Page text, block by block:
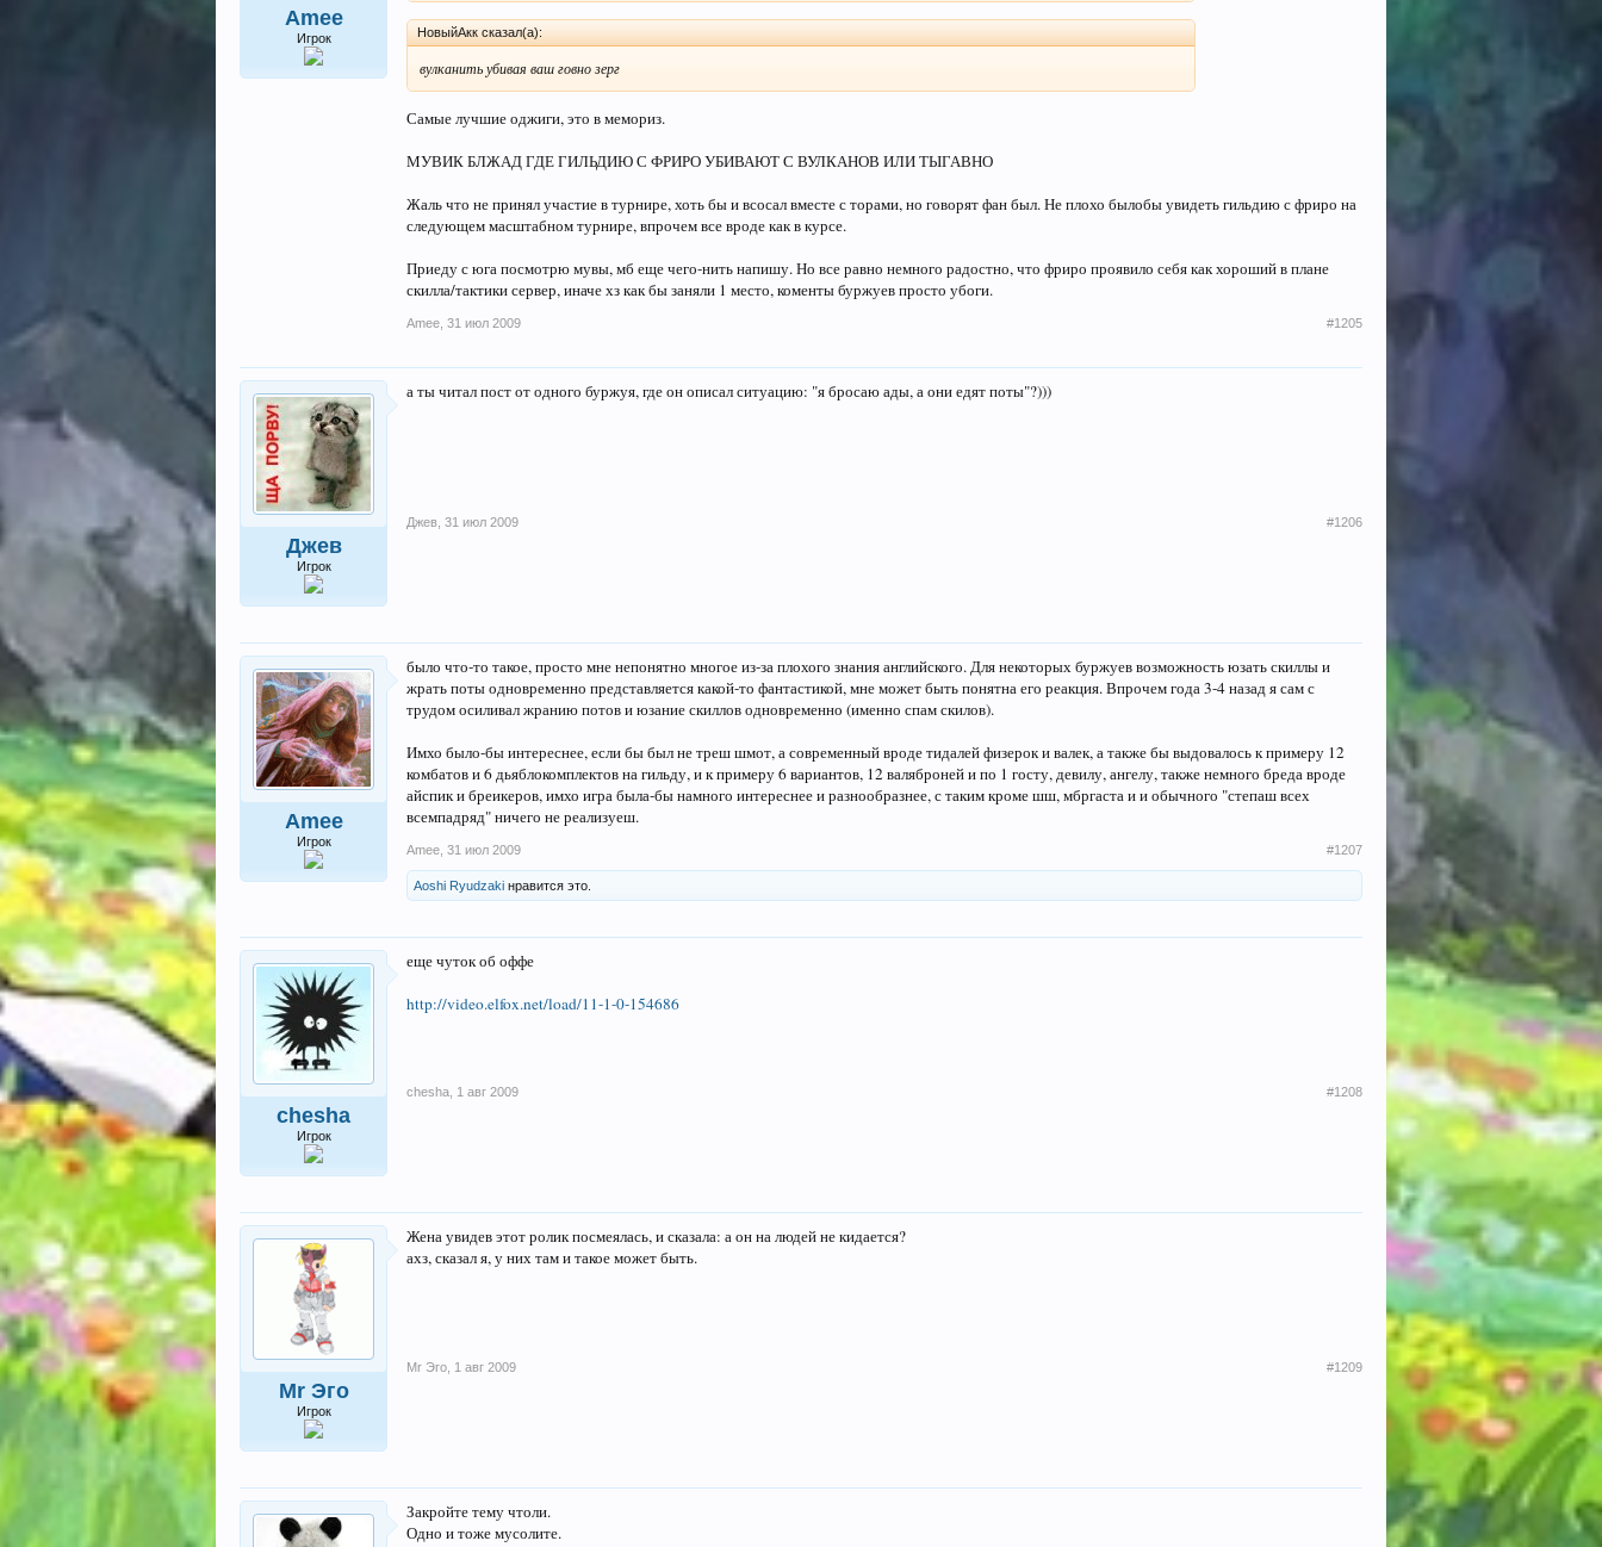
Amee
Игрок НовыйАкк сказал(а):
вулканить убивая ваш говно зерг
Самые лучшие оджиги, это в мемориз.
МУВИК БЛЖАД ГДЕ ГИЛЬДИЮ С ФРИРО УБИВАЮТ С ВУЛКАНОВ ИЛИ ТЫГАВНО
Жаль что не принял участие в турнире, хоть бы и всосал вместе с торами, но говорят фан был. Не плохо былобы увидеть гильдию с фриро на
следующем масштабном турнире, впрочем все вроде как в курсе.
Приеду с юга посмотрю мувы, мб еще чего-нить напишу. Но все равно немного радостно, что фриро проявило себя как хороший в плане
скилла/тактики сервер, иначе хз как бы заняли 1 место, коменты буржуев просто убоги.
Amee 31 июл 2009 #1205
Джев
Игрок
а ты читал пост от одного буржуя, где он описал ситуацию: "я бросаю ады, а они едят поты"?)))
Джев 31 июл 2009 #1206
Amee
Игрок
было что-то такое, просто мне непонятно многое из-за плохого знания английского. Для некоторых буржуев возможность юзать скиллы и
жрать поты одновременно представляется какой-то фантастикой, мне может быть понятна его реакция. Впрочем года 3-4 назад я сам с
трудом осиливал жранию потов и юзание скиллов одновременно (именно спам скилов).
Имхо было-бы интереснее, если бы был не треш шмот, а современный вроде тидалей физерок и валек, а также бы выдовалось к примеру 12
комбатов и 6 дьяблокомплектов на гильду, и к примеру 6 вариантов, 12 валяброней и по 1 госту, девилу, ангелу, также немного бреда вроде
айспик и бреикеров, имхо игра была-бы намного интереснее и разнообразнее, с таким кроме шш, мбргаста и и обычного "степаш всех
всемпадряд" ничего не реализуеш.
Amee 31 июл 2009 #1207
Aoshi Ryudzaki нравится это.
chesha
Игрок
еще чуток об оффе
http://video.elfox.net/load/11-1-0-154686
chesha 1 авг 2009 #1208
Mr Эго
Игрок
Жена увидев этот ролик посмеялась, и сказала: а он на людей не кидается?
ахз, сказал я, у них там и такое может быть.
Mr Эго 1 авг 2009 #1209
Закройте тему чтоли.
Одно и тоже мусолите.